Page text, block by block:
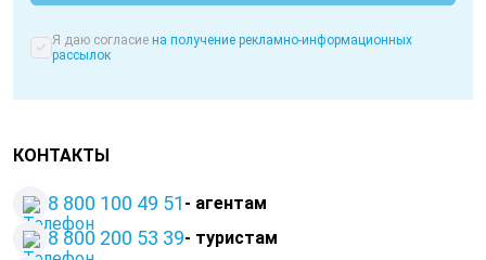
Я даю согласие на получение рекламно-информационных
рассылок
КОНТАКТЫ
8 800 100 49 51 - агентам
8 800 200 53 39- туристам